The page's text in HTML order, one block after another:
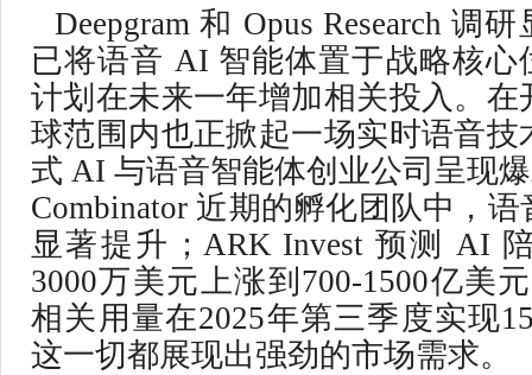
Deepgram 和 Opus Research 调
已将语音 AI 智能体置于战略核心
计划在未来一年增加相关投入。在
球范围内也正掀起一场实时语音技
式 AI 与语音智能体创业公司呈现
Combinator 近期的孵化团队中，
显著提升；ARK Invest 预测 AI
3000万美元上涨到700-1500亿美
相关用量在2025年第三季度实现
这一切都展现出强劲的市场需求。